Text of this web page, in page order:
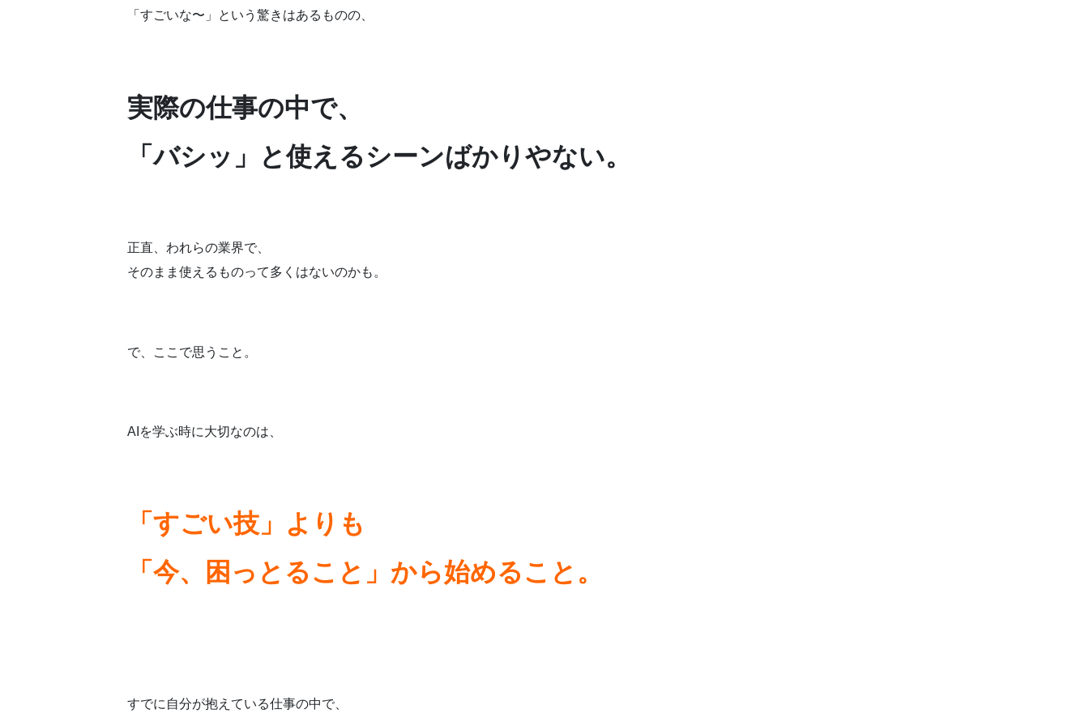
「すごいな〜」という驚きはあるものの、
実際の仕事の中で、
「バシッ」と使えるシーンばかりやない。
正直、われらの業界で、
そのまま使えるものって多くはないのかも。
で、ここで思うこと。
AIを学ぶ時に大切なのは、
「すごい技」よりも
「今、困っとること」から始めること。
すでに自分が抱えている仕事の中で、